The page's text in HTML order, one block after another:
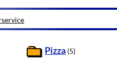
Pizza (5)